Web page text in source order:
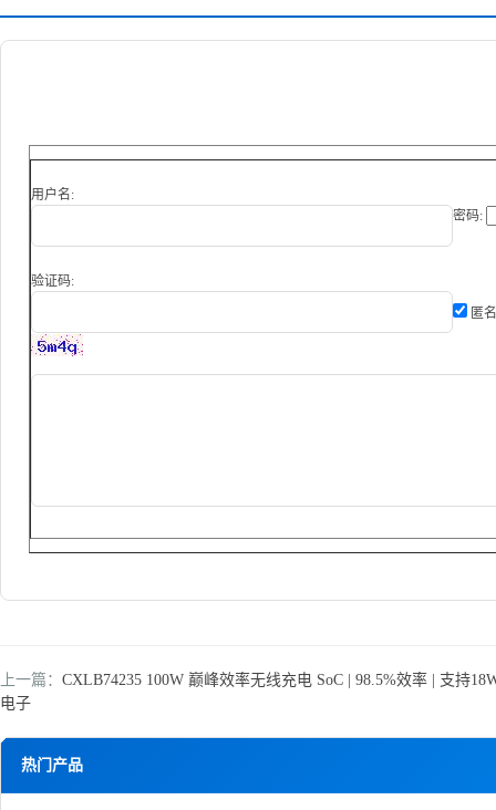
热门产品
用户名:
密码:
验证码:
匿
上一篇： CXLB74235 100W 巅峰效率无线充电 SoC | 98.5%效率 | 支持
电子